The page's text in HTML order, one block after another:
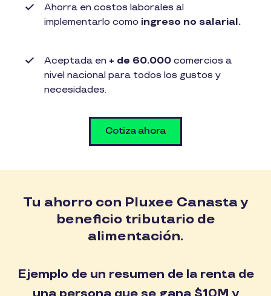
Ahorra en costos laborales al
implementarlo como ingreso no salarial.
Aceptada en + de 60.000 comercios a
nivel nacional para todos los gustos y
necesidades.
Cotiza ahora
Tu ahorro con Pluxee Canasta y
beneficio tributario de
alimentación.
Ejemplo de un resumen de la renta de